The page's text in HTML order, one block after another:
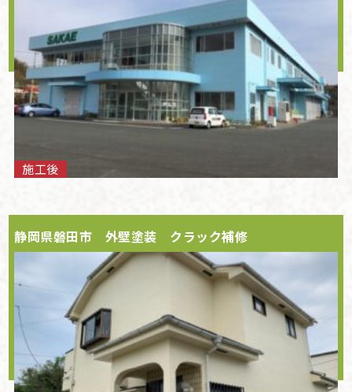
施工後
静岡県磐田市 外壁塗装 クラック補修